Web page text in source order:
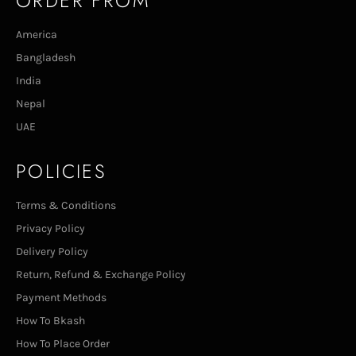
America
Bangladesh
India
Nepal
UAE
POLICIES
Terms & Conditions
Privacy Policy
Delivery Policy
Return, Refund & Exchange Policy
Payment Methods
How To Bkash
How To Place Order